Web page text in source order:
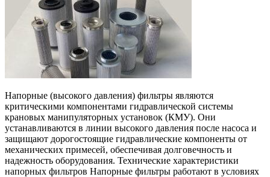
Напорные (высокого давления) фильтры являются
критическими компонентами гидравлической системы
крановых манипуляторных установок (КМУ). Они
устанавливаются в линии высокого давления после насоса и
защищают дорогостоящие гидравлические компоненты от
механических примесей, обеспечивая долговечность и
надежность оборудования. Технические характеристики
напорных фильтров Напорные фильтры работают в условиях